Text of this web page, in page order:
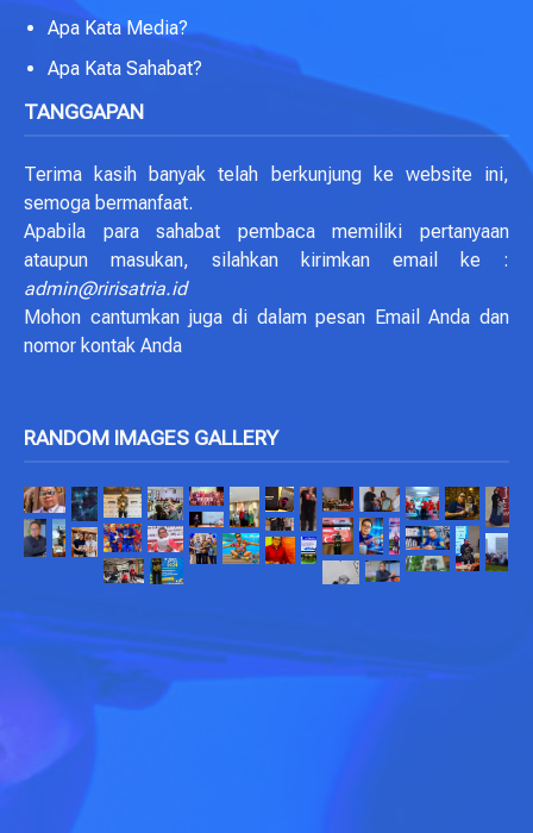
Apa Kata Media?
Apa Kata Sahabat?
TANGGAPAN
Terima kasih banyak telah berkunjung ke website ini,
semoga bermanfaat.
Apabila para sahabat pembaca memiliki pertanyaan
ataupun masukan, silahkan kirimkan email ke :
admin@ririsatria.id
Mohon cantumkan juga di dalam pesan Email Anda dan
nomor kontak Anda
RANDOM IMAGES GALLERY